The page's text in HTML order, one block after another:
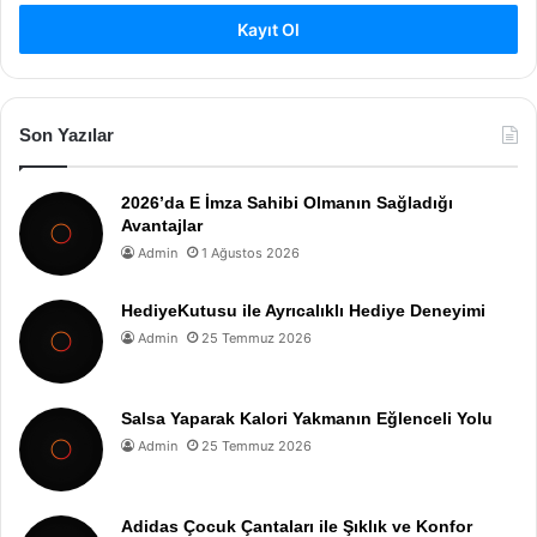
Kayıt Ol
Son Yazılar
2026’da E İmza Sahibi Olmanın Sağladığı
Avantajlar
Admin 1 Ağustos 2026
HediyeKutusu ile Ayrıcalıklı Hediye Deneyimi
Admin 25 Temmuz 2026
Salsa Yaparak Kalori Yakmanın Eğlenceli Yolu
Admin 25 Temmuz 2026
Adidas Çocuk Çantaları ile Şıklık ve Konfor